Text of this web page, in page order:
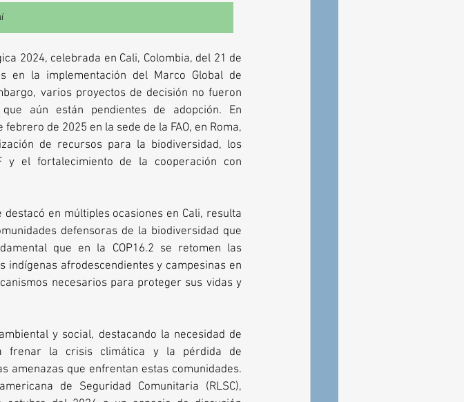
2024, celebrada en Cali, Colombia, del 21 de
en la implementación del Marco Global de
varios proyectos de decisión no fueron
aún están pendientes de adopción. En
de 2025 en la sede de la FAO, en Roma,
de recursos para la biodiversidad, los
y el fortalecimiento de la cooperación con
en múltiples ocasiones en Cali, resulta
defensoras de la biodiversidad que
que en la COP16.2 se retomen las
afrodescendientes y campesinas en
necesarios para proteger sus vidas y
y social, destacando la necesidad de
frenar la crisis climática y la pérdida de
amenazas que enfrentan estas comunidades.
de Seguridad Comunitaria (RLSC),